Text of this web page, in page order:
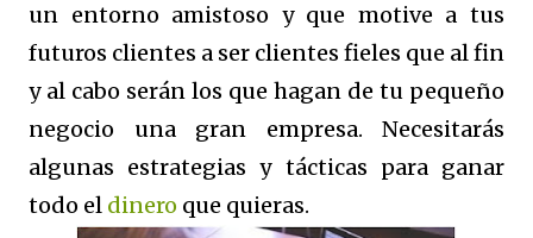
un entorno amistoso y que motive a tus
futuros clientes a ser clientes fieles que al fin
y al cabo serán los que hagan de tu pequeño
negocio una gran empresa. Necesitarás
algunas estrategias y tácticas para ganar
todo el dinero que quieras.